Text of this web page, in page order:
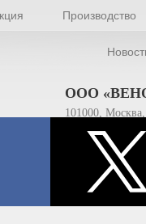
Производство
ООО
101000,
ИНН
2026.